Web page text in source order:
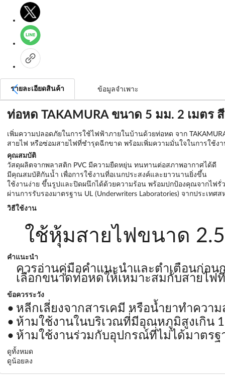
รายละเอียดสินค้า ข้อมูลจำเพาะ
ท่อหด TAKAMURA ขนาด 5 มม. 2 เมตร
เพิ่มความปลอดภัยในการใช้ไฟฟ้าภายในบ้านด้วยท่อหด จาก
สายไฟ หรือซ่อมสายไฟที่ชำรุดฉีกขาด พร้อมเพิ่มความมั่นใจในการใช้ง
คุณสมบัติ
วัสดุผลิตจากพลาสติก PVC มีความยืดหยุ่น ทนทานต่อสภาพอากาศได้ดี
มีคุณสมบัติกันน้ำ เพื่อการใช้งานที่อเนกประสงค์และยาวนานยิ่งขึ้น
ใช้งานง่าย ขึ้นรูปและปิดผนึกได้ด้วยความร้อน พร้อมปกป้องคุณจากไฟรั่
ผ่านการรับรองมาตรฐาน UL (Underwriters Laboratories) จากประเทศส
วิธีใช้งาน
ใช้หุ้มสายไฟขนาด
คำแนะนำ
ควรอ่านคู่มือคำแนะนำและตำเตือนก่อน
เลือกขนาดท่อหดให้เหมาะสมกับสายไฟ
ข้อควรระวัง
หลีกเลี่ยงจากสารเคมี หรือน้ำยาทำควา
ห้ามใช้งานในบริเวณที่่มีอุณหภูมิสูงเกิน
ห้ามใช้งานร่วมกับอุปกรณ์ที่ไม่ได้มาตรฐ
ดูทั้งหมด
ดูน้อยลง